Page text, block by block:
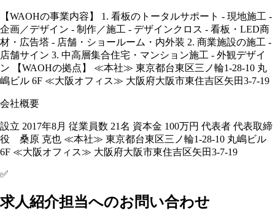
【WAOHの事業内容】 1. 看板のトータルサポート - 現地施工 -
企画／デザイン - 制作／施工 - デザインクロス - 看板・LED商
材・広告塔 - 店舗・ショールーム・内外装 2. 商業施設の施工 -
店舗サイン 3. 中高層集合住宅・マンション施工 - 外観デザイ
ン 【WAOHの拠点】 ≪本社≫ 東京都台東区三ノ輪1-28-10 丸
嶋ビル 6F ≪大阪オフィス≫ 大阪府大阪市東住吉区矢田3-7-19
会社概要
設立 2017年8月 従業員数 21名 資本金 100万円 代表者 代表取締
役 桑原 克也 ≪本社≫ 東京都台東区三ノ輪1-28-10 丸嶋ビル
6F ≪大阪オフィス≫ 大阪府大阪市東住吉区矢田3-7-19
✅
求人紹介担当へのお問い合わせ